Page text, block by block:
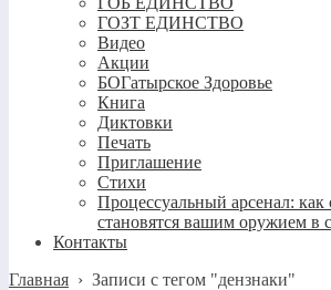
ГОЗТ ЕДИНСТВО
Видео
Акции
БОГатырское Здоровье
Книга
Диктовки
Печать
Приглашение
Стихи
Процессуальный арсенал:
становятся вашим оружием в
Контакты
Главная › Записи с тегом "дензнаки"